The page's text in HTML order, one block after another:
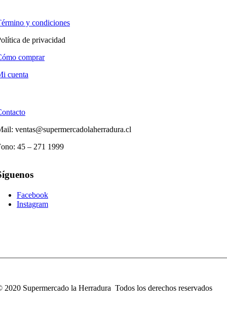
y condiciones
de privacidad
comprar
cuenta
ventas@supermercadolaherradura.cl
45 – 271 1999
Facebook
Instagram
2020 Supermercado la Herradura Todos los derechos reservados